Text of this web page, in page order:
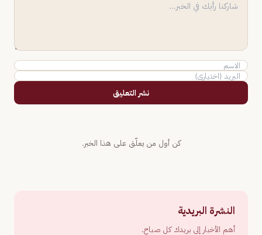
نشر التعليق
كن أول من يعلّق على هذا الخبر.
النشرة البريدية
أهم الأخبار إلى بريدك كل صباح.